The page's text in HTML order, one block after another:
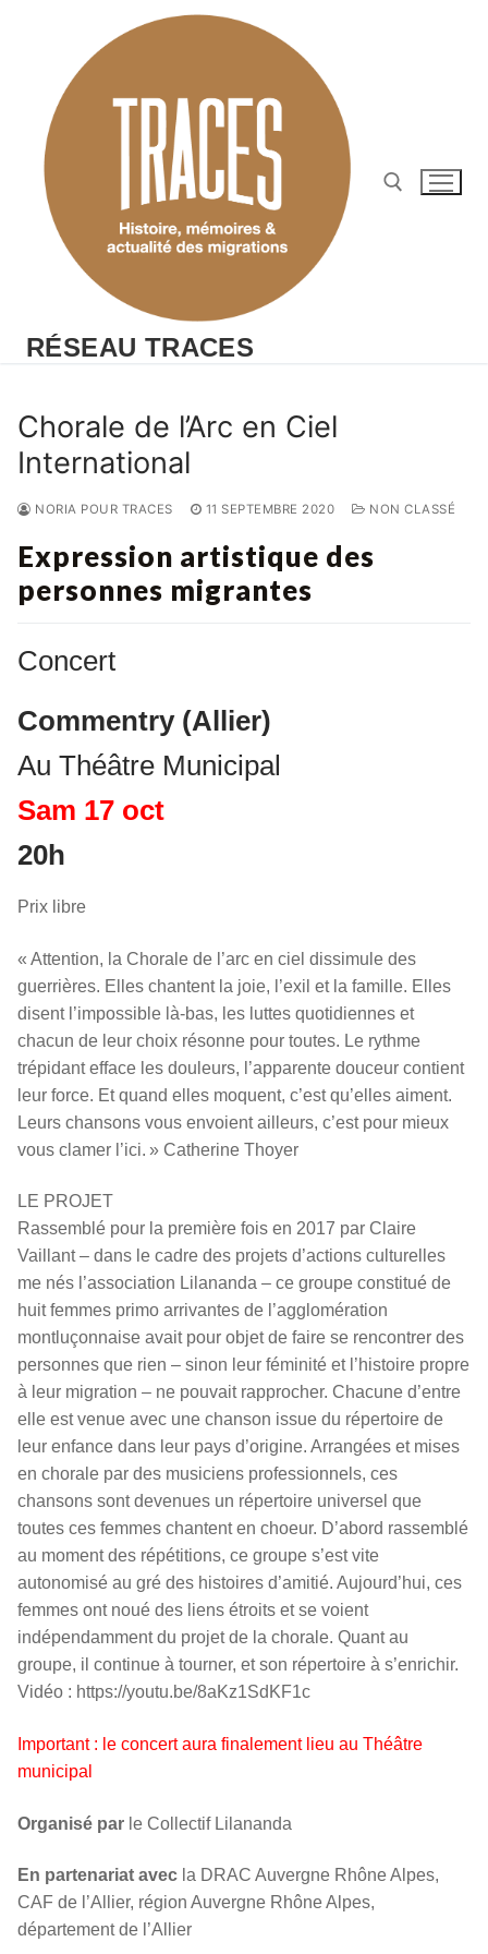
RÉSEAU TRACES
Chorale de l’Arc en Ciel
International
NORIA POUR TRACES 11 SEPTEMBRE 2020 NON CLASSÉ
Expression artistique des
personnes migrantes
Concert
Commentry (Allier)
Au Théâtre Municipal
Sam 17 oct
20h
Prix libre
« Attention, la Chorale de l’arc en ciel dissimule des
guerrières. Elles chantent la joie, l’exil et la famille. Elles
disent l’impossible là-bas, les luttes quotidiennes et
chacun de leur choix résonne pour toutes. Le rythme
trépidant efface les douleurs, l’apparente douceur contient
leur force. Et quand elles moquent, c’est qu’elles aiment.
Leurs chansons vous envoient ailleurs, c’est pour mieux
vous clamer l’ici. » Catherine Thoyer
LE PROJET
Rassemblé pour la première fois en 2017 par Claire
Vaillant – dans le cadre des projets d’actions culturelles
me nés l’association Lilananda – ce groupe constitué de
huit femmes primo arrivantes de l’agglomération
montluçonnaise avait pour objet de faire se rencontrer des
personnes que rien – sinon leur féminité et l’histoire propre
à leur migration – ne pouvait rapprocher. Chacune d’entre
elle est venue avec une chanson issue du répertoire de
leur enfance dans leur pays d’origine. Arrangées et mises
en chorale par des musiciens professionnels, ces
chansons sont devenues un répertoire universel que
toutes ces femmes chantent en choeur. D’abord rassemblé
au moment des répétitions, ce groupe s’est vite
autonomisé au gré des histoires d’amitié. Aujourd’hui, ces
femmes ont noué des liens étroits et se voient
indépendamment du projet de la chorale. Quant au
groupe, il continue à tourner, et son répertoire à s’enrichir.
Vidéo : https://youtu.be/8aKz1SdKF1c
Important : le concert aura finalement lieu au Théâtre
municipal
Organisé par le Collectif Lilananda
En partenariat avec la DRAC Auvergne Rhône Alpes,
CAF de l’Allier, région Auvergne Rhône Alpes,
département de l’Allier